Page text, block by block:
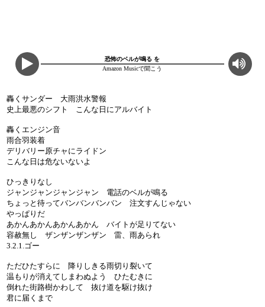
恐怖のベルが鳴る を
Amazon Musicで聞こう
轟くサンダー 大雨洪水警報
史上最悪のシフト こんな日にアルバイト
轟くエンジン音
雨合羽装着
デリバリー原チャにライドン
こんな日は危ないないよ
ひっきりなし
ジャンジャンジャンジャン 電話のベルが鳴る
ちょっと待ってバンバンバンバン 注文すんじゃない
やっぱりだ
あかんあかんあかんあかん バイトが足りてない
容赦無し ザンザンザンザン 雷、雨あられ
3.2.1.ゴー
ただひたすらに 降りしきる雨切り裂いて
温もりが消えてしまわぬよう ひたむきに
倒れた街路樹かわして 抜け道を駆け抜け
君に届くまで